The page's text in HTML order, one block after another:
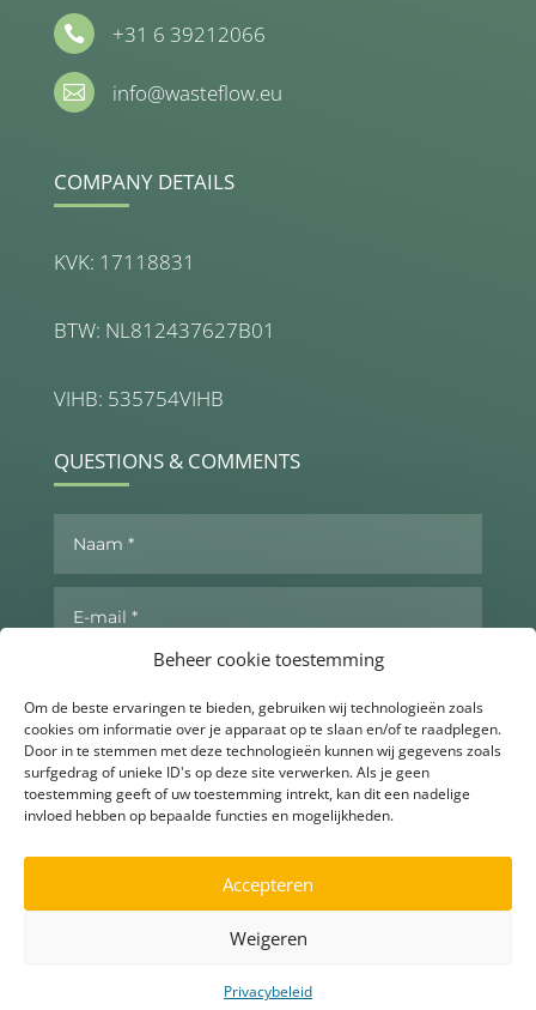
Beheer cookie toestemming
Om de beste ervaringen te bieden, gebruiken wij technologieën zoals
cookies om informatie over je apparaat op te slaan en/of te raadplegen.
Door in te stemmen met deze technologieën kunnen wij gegevens zoals
surfgedrag of unieke ID's op deze site verwerken. Als je geen
toestemming geeft of uw toestemming intrekt, kan dit een nadelige
invloed hebben op bepaalde functies en mogelijkheden.
Accepteren
Weigeren
Privacybeleid
▶
 +31 6 39212066
 info@wasteflow.eu
COMPANY DETAILS
KVK: 17118831
BTW: NL812437627B01
VIHB: 535754VIHB
QUESTIONS & COMMENTS